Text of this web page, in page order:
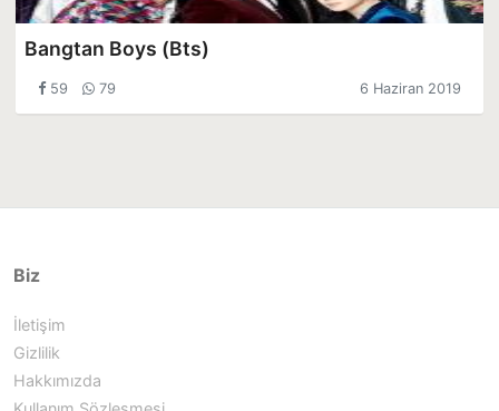
Bangtan Boys (Bts)
59 79 6 Haziran 2019
Biz
İletişim
Gizlilik
Hakkımızda